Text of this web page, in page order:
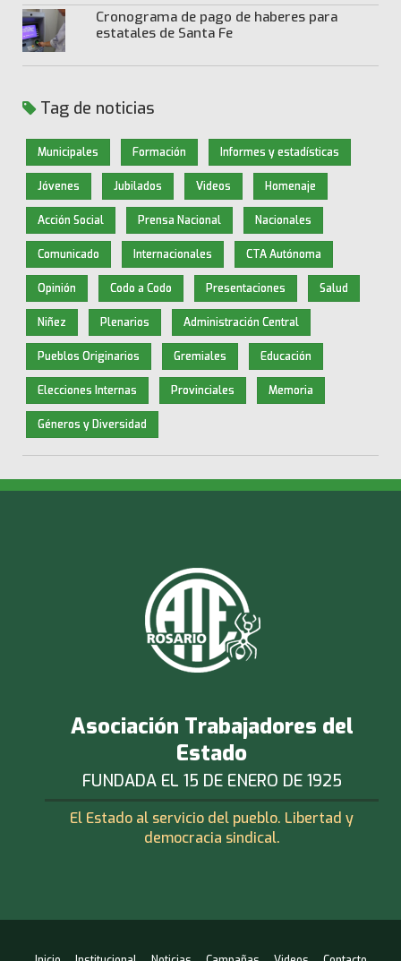
Cronograma de pago de haberes para
estatales de Santa Fe
Tag de noticias
Municipales Formación Informes y estadísticas
Jóvenes Jubilados Videos Homenaje
Acción Social Prensa Nacional Nacionales
Comunicado Internacionales CTA Autónoma
Opinión Codo a Codo Presentaciones Salud
Niñez Plenarios Administración Central
Pueblos Originarios Gremiales Educación
Elecciones Internas Provinciales Memoria
Géneros y Diversidad
Asociación Trabajadores del
Estado
FUNDADA EL 15 DE ENERO DE 1925
El Estado al servicio del pueblo. Libertad y
democracia sindical.